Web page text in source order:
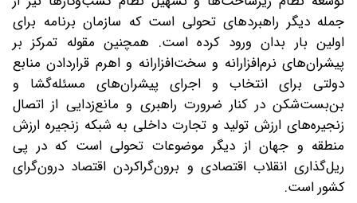
جمله دیگر راهبردهای تحولی است که سازمان برنامه برای
اولین بار بدان ورود کرده است. همچنین مقوله تمرکز بر
پیشران‌های نرم‌افزارانه و سخت‌افزارانه و اهرم قراردادن منابع
دولتی برای انتخاب و اجرای پیشران‌های مسئله‌گشا و
بن‌بست‌شکن در کنار ضرورت راهبری و مانع‌زدایی از اتصال
زنجیره‌های ارزش تولید و تجارت داخلی به شبکه زنجیره ارزش
منطقه و جهان از دیگر موضوعات تحولی است که در پی
ریل‌گذاری انقلاب اقتصادی و برون‌گراکردن اقتصاد درون‌گرای
کشور است.